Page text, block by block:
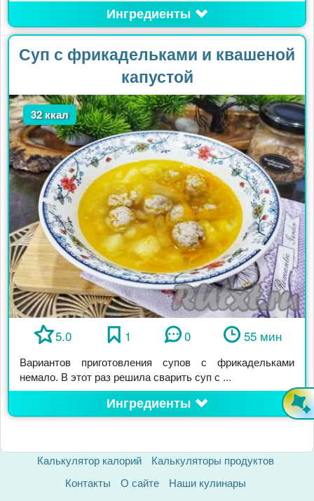
Ингредиенты
Суп с фрикадельками и квашеной
капустой
32 ккал
5.0 1 0 55 мин
Вариантов приготовления супов с фрикадельками
немало. В этот раз решила сварить суп с ...
Ингредиенты
Калькулятор калорий
Калькуляторы продуктов
Контакты
О сайте
Наши кулинары